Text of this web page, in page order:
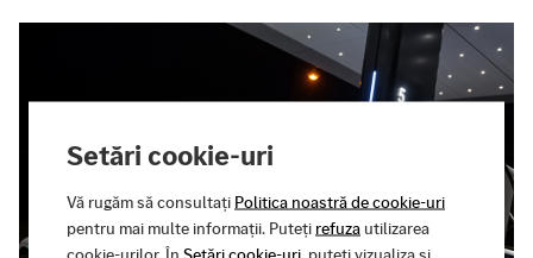
Setări cookie-uri
Vă rugăm să consultați Politica noastră de cookie-uri
pentru mai multe informații. Puteți refuza utilizarea
cookie-urilor. În Setări cookie-uri, puteți vizualiza și